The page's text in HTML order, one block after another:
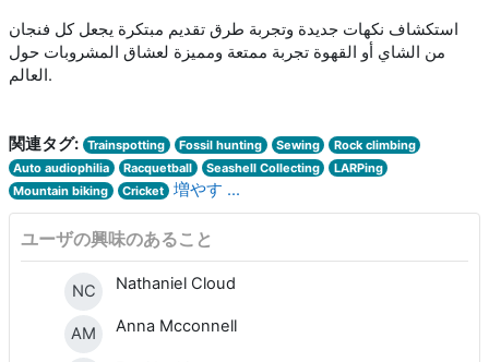
استكشاف نكهات جديدة وتجربة طرق تقديم مبتكرة يجعل كل فنجان
من الشاي أو القهوة تجربة ممتعة ومميزة لعشاق المشروبات حول
العالم.
関連タグ: Trainspotting Fossil hunting Sewing
Rock climbing
Auto audiophilia
Racquetball Seashell Collecting
LARPing
Mountain biking
Cricket 増やす ...
ユーザの興味のあること
NC Nathaniel Cloud
AM Anna Mcconnell